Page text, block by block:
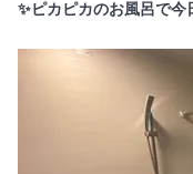
✨ピカピカのお風呂で今